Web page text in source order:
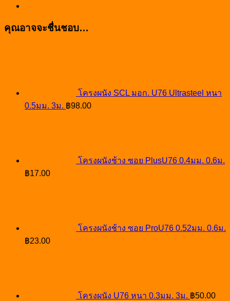
คุณอาจจะชื่นชอบ…
โครงผนัง SCL มอก. U76 Ultrasteel หนา
0.5มม. 3ม. ฿98.00
โครงผนังช้าง ซอย PlusU76 0.4มม. 0.6ม.
฿17.00
โครงผนังช้าง ซอย ProU76 0.52มม. 0.6ม.
฿23.00
โครงผนัง U76 หนา 0.3มม. 3ม. ฿50.00